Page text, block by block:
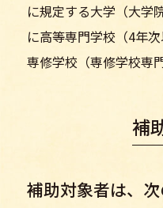
に規定する大学（大学
に高等専門学校（4年
専修学校（専修学校専
補
補助対象者は、